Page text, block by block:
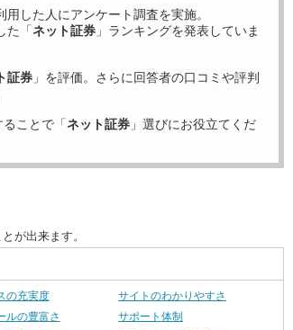
用した 人にアンケート調査を実施。
た「ネット証券 」ランキングを発表していま
証券 」を評価。さらに回答者の口コミや評判
ことで「ネット証券 」選びにお役立てくだ
が出来ます。
の充実度
サイトのわかりやすさ
ルの豊富さ
サポート体制